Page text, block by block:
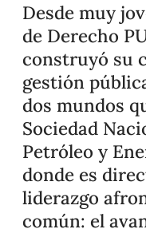
Desde muy
de Derecho
construyó su
gestión
dos mundos
Sociedad
Petróleo y
donde es
liderazgo
común: el